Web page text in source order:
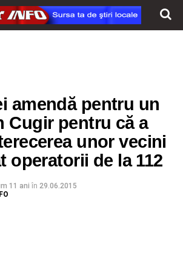
amendă pentru un
Cugir pentru că a
unor vecini
operatorii de la 112
11 ani în 29.06.2015